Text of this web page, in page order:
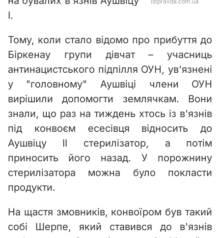
І.
Тому, коли стало відомо про прибуття до
Біркенау групи дівчат – учасниць
антинацистського підпілля ОУН, ув'язнені
у "головному" Аушвіці члени ОУН
вирішили допомогти землячкам. Вони
знали, що раз на тиждень хтось із в'язнів
під конвоєм есесівця відносить до
Аушвіцу ІІ стерилізатор, а потім
приносить його назад. У порожнину
стерилізатора можна було покласти
продукти.
На щастя змовників, конвоїром був такий
собі Шерпе, який ставився до в'язнів